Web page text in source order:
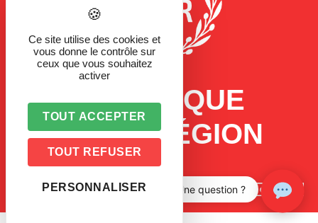
LA MARQUE
D'UNE RÉGION
Une question ?
Ce site utilise des cookies et
vous donne le contrôle sur
ceux que vous souhaitez
activer
TOUT ACCEPTER
TOUT REFUSER
PERSONNALISER